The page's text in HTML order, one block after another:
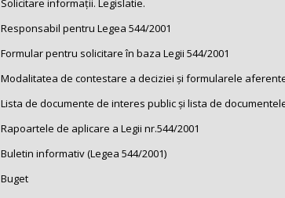
Solicitare informații. Legislatie.
Responsabil pentru Legea 544/2001
Formular pentru solicitare în baza Legii 544/2001
Modalitatea de contestare a deciziei și formularele
Lista de documente de interes public și lista de
Rapoartele de aplicare a Legii nr.544/2001
Buletin informativ (Legea 544/2001)
Buget